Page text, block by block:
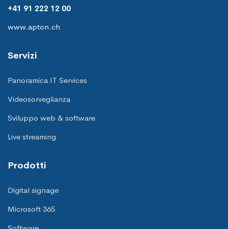
+41 91 222 12 00
www.apton.ch
Servizi
Panoramica IT Services
Videosorveglianza
Sviluppo web & software
Live streaming
Prodotti
Digital signage
Microsoft 365